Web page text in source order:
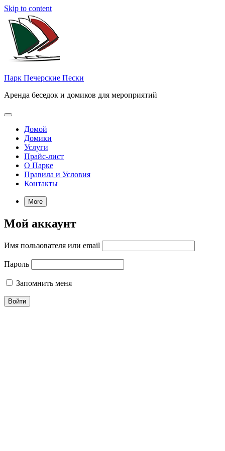
Skip to content
Парк Печерские Пески
Аренда беседок и домиков для мероприятий
Домой
Домики
Услуги
Прайс-лист
О Парке
Правила и Условия
Контакты
More
Мой аккаунт
Имя пользователя или email
Пароль
Запомнить меня